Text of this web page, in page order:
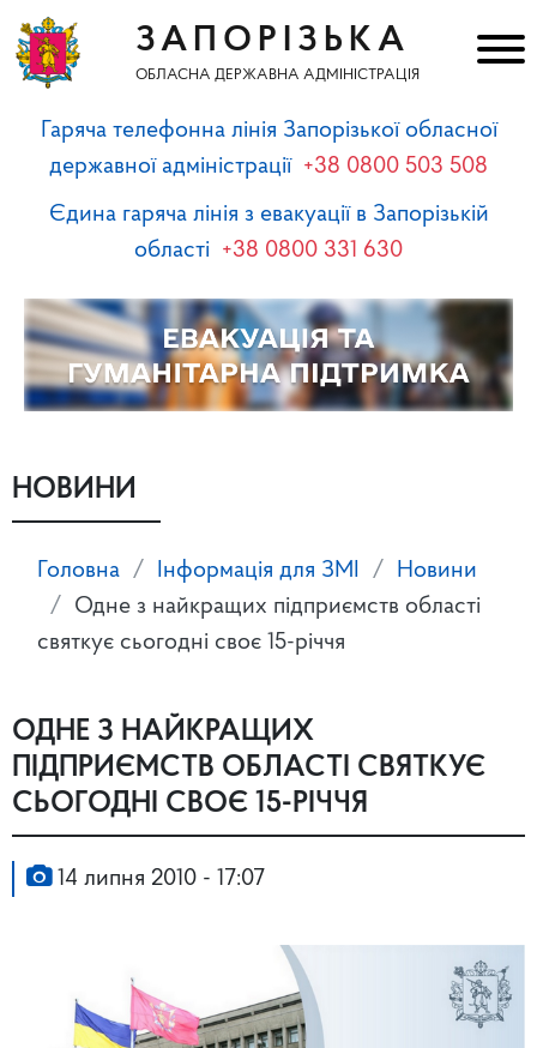
ЗАПОРІЗЬКА
ОБЛАСНА ДЕРЖАВНА АДМІНІСТРАЦІЯ
Гаряча телефонна лінія Запорізької обласної
державної адміністрації +38 0800 503 508
Єдина гаряча лінія з евакуації в Запорізькій
області +38 0800 331 630
НОВИНИ
Головна Інформація для ЗМІ
Новини
Одне з найкращих підприємств області
святкує сьогодні своє 15-річчя
ОДНЕ З НАЙКРАЩИХ
ПІДПРИЄМСТВ ОБЛАСТІ СВЯТКУЄ
СЬОГОДНІ СВОЄ 15-РІЧЧЯ
14 липня 2010 - 17:07